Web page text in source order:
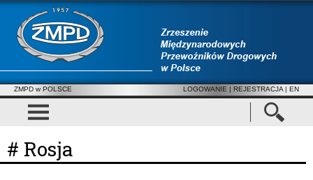
ZMPD w POLSCE LOGOWANIE | REJESTRACJA | EN
# Rosja